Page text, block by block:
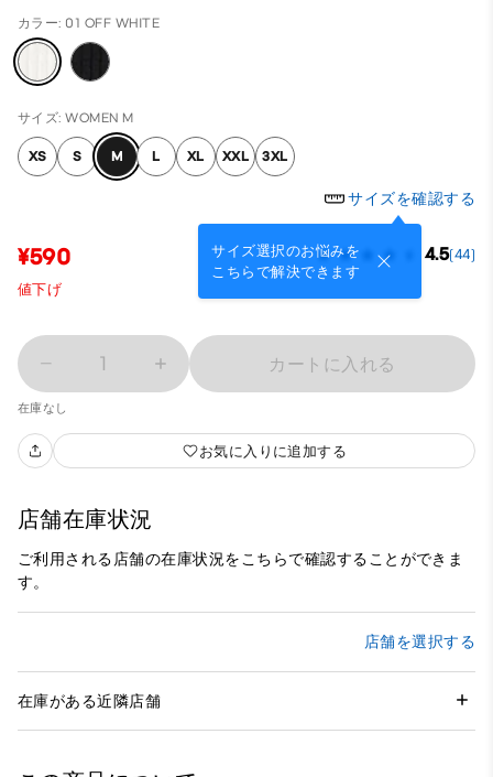
カラー: 01 OFF WHITE
サイズ: WOMEN M
XS S M L XL XXL 3XL
サイズを確認する
サイズ選択のお悩みを
こちらで解決できます
¥590 4.5(44)
値下げ
1 カートに入れる
在庫なし
お気に入りに追加する
店舗在庫状況
ご利用される店舗の在庫状況をこちらで確認することができま
す。
店舗を選択する
在庫がある近隣店舗